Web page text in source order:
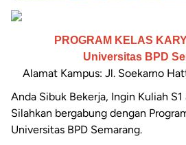
PROGRAM KELAS
Universitas BPD
Alamat Kampus: Jl. Soekarno
Anda Sibuk Bekerja, Ingin Kuliah
Silahkan bergabung dengan
Universitas BPD Semarang.